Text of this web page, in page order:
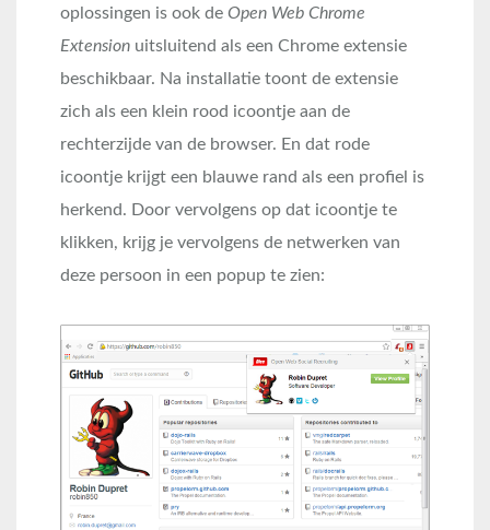
oplossingen is ook de Open Web Chrome
Extension uitsluitend als een Chrome extensie
beschikbaar. Na installatie toont de extensie
zich als een klein rood icoontje aan de
rechterzijde van de browser. En dat rode
icoontje krijgt een blauwe rand als een profiel is
herkend. Door vervolgens op dat icoontje te
klikken, krijg je vervolgens de netwerken van
deze persoon in een popup te zien: